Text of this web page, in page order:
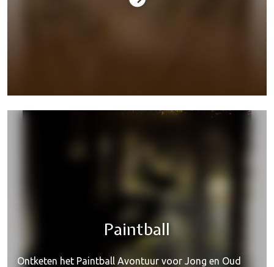
Paintball
Ontketen het Paintball Avontuur voor Jong en Oud